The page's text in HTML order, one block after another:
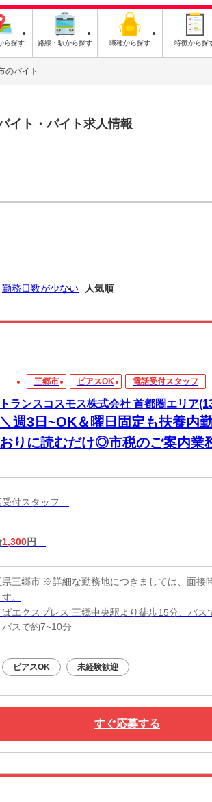
ら探す 路線・駅から探す 職種から探す 特徴から探
のバイト
イト・バイト求人情報
勤務日数が少ない 人気順
三郷市 ピアスOK 電話受付スタッフ
トランスコスモス株式会社 首都圏エリア
＼週3日~OK＆曜日固定も扶養内
おりに読むだけ◎市税のご案内業
受付スタッフ
1,300円
県三郷市 ※詳細な勤務地につきましては、面接
。
ばエクスプレス 三郷中央駅より徒歩15分、バス
バスで約7~10分
ピアスOK 未経験歓迎
すぐ応募する